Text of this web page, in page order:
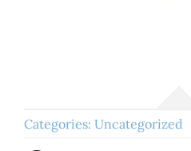
Categories: Uncategorized